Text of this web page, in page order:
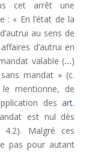
cet arrêt une
: « En l’état de la
au sens de
d’autrui en
valable (…)
mandat » (c.
mentionne, de
desart.
est nul dès
Malgré ces
pas pour autant